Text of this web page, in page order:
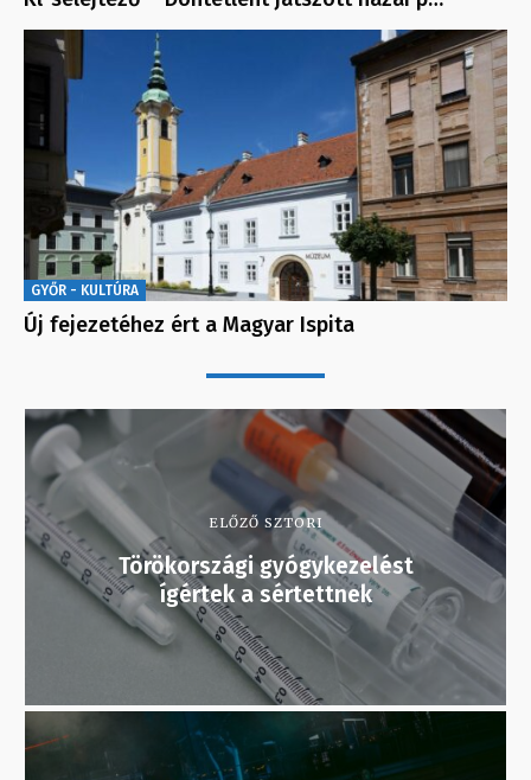
GYŐR - KULTÚRA
Új fejezetéhez ért a Magyar Ispita
ELŐZŐ SZTORI
Törökországi gyógykezelést
ígértek a sértettnek